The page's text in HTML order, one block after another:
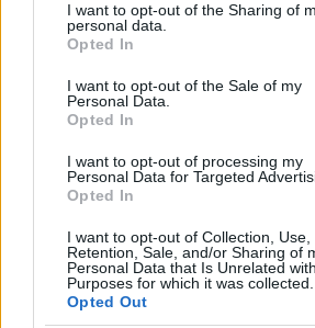
not limited to your visit or usage
grant or deny consent to Google and its
use your data for below specified
consent section.
I want to opt-out of the Sharing of
personal data.
Opted In
I want to opt-out of the Sale of my
Personal Data.
Opted In
I want to opt-out of processing my
Personal Data for Targeted
Opted In
I want to opt-out of Collection, Use,
Retention, Sale, and/or Sharing of
Personal Data that Is Unrelated
Purposes for which it was collected.
Opted Out
Γιατί ανέφερε στην βουλή το
Πώς θα χαρακτήριζε ο ίδιος
Η ΕΥΠ με παρακολουθεί